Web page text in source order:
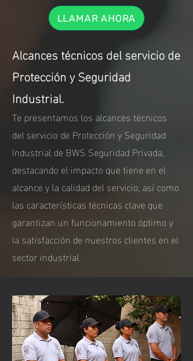
LLAMAR AHORA
Alcances técnicos del servicio de
Protección y Seguridad
Industrial.
Te presentamos los alcances técnicos
del servicio de Protección y Seguridad
Industrial de BWS Seguridad Privada,
destacando el impacto que tiene en el
alcance y la calidad del servicio, así como
las características técnicas clave que
garantizan un funcionamiento óptimo y
la satisfacción de nuestros clientes en el
sector industrial.